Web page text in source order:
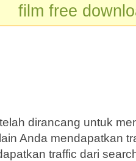
film free
dirancang untuk
Anda mendapatkan
traffic dari